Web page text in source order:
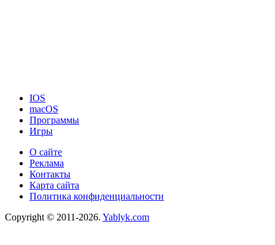
IOS
macOS
Программы
Игры
О сайте
Реклама
Контакты
Карта сайта
Политика конфиденциальности
Copyright © 2011-2026. Yablyk.сom